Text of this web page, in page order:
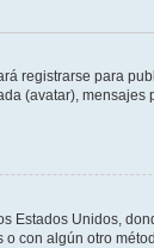
registrarse para
(avatar),
Estados Unidos,
con algún otro